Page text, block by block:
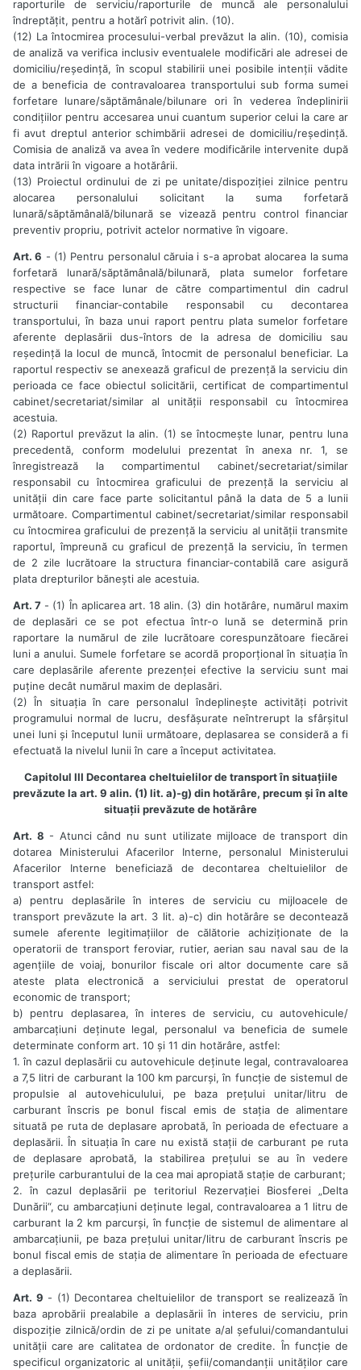
raporturile de serviciu/raporturile de muncă ale personalului
îndreptățit, pentru a hotărî potrivit alin. (10).
(12) La întocmirea procesului-verbal prevăzut la alin. (10), comisia
de analiză va verifica inclusiv eventualele modificări ale adresei de
domiciliu/reședință, în scopul stabilirii unei posibile intenții vădite
de a beneficia de contravaloarea transportului sub forma sumei
forfetare lunare/săptămânale/bilunare ori în vederea îndeplinirii
condițiilor pentru accesarea unui cuantum superior celui la care ar
fi avut dreptul anterior schimbării adresei de domiciliu/reședință.
Comisia de analiză va avea în vedere modificările intervenite după
data intrării în vigoare a hotărârii.
(13) Proiectul ordinului de zi pe unitate/dispoziției zilnice pentru
alocarea personalului solicitant la suma forfetară
lunară/săptămânală/bilunară se vizează pentru control financiar
preventiv propriu, potrivit actelor normative în vigoare.
Art. 6 - (1) Pentru personalul căruia i s-a aprobat alocarea la suma
forfetară lunară/săptămânală/bilunară, plata sumelor forfetare
respective se face lunar de către compartimentul din cadrul
structurii financiar-contabile responsabil cu decontarea
transportului, în baza unui raport pentru plata sumelor forfetare
aferente deplasării dus-întors de la adresa de domiciliu sau
reședință la locul de muncă, întocmit de personalul beneficiar. La
raportul respectiv se anexează graficul de prezență la serviciu din
perioada ce face obiectul solicitării, certificat de compartimentul
cabinet/secretariat/similar al unității responsabil cu întocmirea
acestuia.
(2) Raportul prevăzut la alin. (1) se întocmește lunar, pentru luna
precedentă, conform modelului prezentat în anexa nr. 1, se
înregistrează la compartimentul cabinet/secretariat/similar
responsabil cu întocmirea graficului de prezență la serviciu al
unității din care face parte solicitantul până la data de 5 a lunii
următoare. Compartimentul cabinet/secretariat/similar responsabil
cu întocmirea graficului de prezență la serviciu al unității transmite
raportul, împreună cu graficul de prezență la serviciu, în termen
de 2 zile lucrătoare la structura financiar-contabilă care asigură
plata drepturilor bănești ale acestuia.
Art. 7 - (1) În aplicarea art. 18 alin. (3) din hotărâre, numărul maxim
de deplasări ce se pot efectua într-o lună se determină prin
raportare la numărul de zile lucrătoare corespunzătoare fiecărei
luni a anului. Sumele forfetare se acordă proporțional în situația în
care deplasările aferente prezenței efective la serviciu sunt mai
puține decât numărul maxim de deplasări.
(2) În situația în care personalul îndeplinește activități potrivit
programului normal de lucru, desfășurate neîntrerupt la sfârșitul
unei luni și începutul lunii următoare, deplasarea se consideră a fi
efectuată la nivelul lunii în care a început activitatea.
Capitolul III Decontarea cheltuielilor de transport în situațiile
prevăzute la art. 9 alin. (1) lit. a)-g) din hotărâre, precum și în alte
situații prevăzute de hotărâre
Art. 8 - Atunci când nu sunt utilizate mijloace de transport din
dotarea Ministerului Afacerilor Interne, personalul Ministerului
Afacerilor Interne beneficiază de decontarea cheltuielilor de
transport astfel:
a) pentru deplasările în interes de serviciu cu mijloacele de
transport prevăzute la art. 3 lit. a)-c) din hotărâre se decontează
sumele aferente legitimațiilor de călătorie achiziționate de la
operatorii de transport feroviar, rutier, aerian sau naval sau de la
agențiile de voiaj, bonurilor fiscale ori altor documente care să
ateste plata electronică a serviciului prestat de operatorul
economic de transport;
b) pentru deplasarea, în interes de serviciu, cu autovehicule/
ambarcațiuni deținute legal, personalul va beneficia de sumele
determinate conform art. 10 și 11 din hotărâre, astfel:
1. în cazul deplasării cu autovehicule deținute legal, contravaloarea
a 7,5 litri de carburant la 100 km parcurși, în funcție de sistemul de
propulsie al autovehiculului, pe baza prețului unitar/litru de
carburant înscris pe bonul fiscal emis de stația de alimentare
situată pe ruta de deplasare aprobată, în perioada de efectuare a
deplasării. În situația în care nu există stații de carburant pe ruta
de deplasare aprobată, la stabilirea prețului se au în vedere
prețurile carburantului de la cea mai apropiată stație de carburant;
2. în cazul deplasării pe teritoriul Rezervației Biosferei „Delta
Dunării“, cu ambarcațiuni deținute legal, contravaloarea a 1 litru de
carburant la 2 km parcurși, în funcție de sistemul de alimentare al
ambarcațiunii, pe baza prețului unitar/litru de carburant înscris pe
bonul fiscal emis de stația de alimentare în perioada de efectuare
a deplasării.
Art. 9 - (1) Decontarea cheltuielilor de transport se realizează în
baza aprobării prealabile a deplasării în interes de serviciu, prin
dispoziție zilnică/ordin de zi pe unitate a/al șefului/comandantului
unității care are calitatea de ordonator de credite. În funcție de
specificul organizatoric al unității, șefii/comandanții unităților care